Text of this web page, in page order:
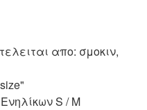
απο: σμοκιν,
S / M